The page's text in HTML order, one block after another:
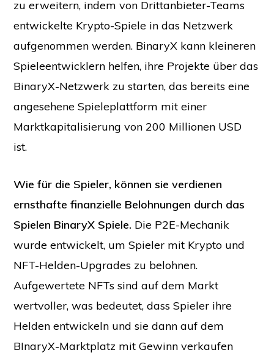
zu erweitern, indem von Drittanbieter-Teams
entwickelte Krypto-Spiele in das Netzwerk
aufgenommen werden. BinaryX kann kleineren
Spieleentwicklern helfen, ihre Projekte über das
BinaryX-Netzwerk zu starten, das bereits eine
angesehene Spieleplattform mit einer
Marktkapitalisierung von 200 Millionen USD
ist.
Wie für die Spieler, können sie verdienen
ernsthafte finanzielle Belohnungen durch das
Spielen BinaryX Spiele. Die P2E-Mechanik
wurde entwickelt, um Spieler mit Krypto und
NFT-Helden-Upgrades zu belohnen.
Aufgewertete NFTs sind auf dem Markt
wertvoller, was bedeutet, dass Spieler ihre
Helden entwickeln und sie dann auf dem
BInaryX-Marktplatz mit Gewinn verkaufen